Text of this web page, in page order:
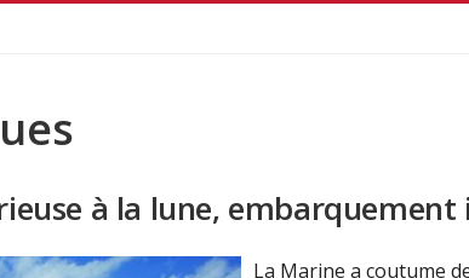
à la lune,
La Marine a coutume